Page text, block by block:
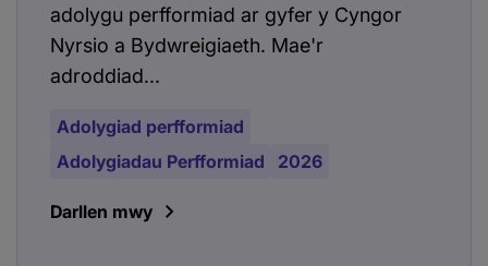
adolygu perfformiad ar gyfer y Cyngor
Nyrsio a Bydwreigiaeth. Mae'r
adroddiad...
Adolygiad perfformiad
Adolygiadau Perfformiad
2026
Darllen mwy